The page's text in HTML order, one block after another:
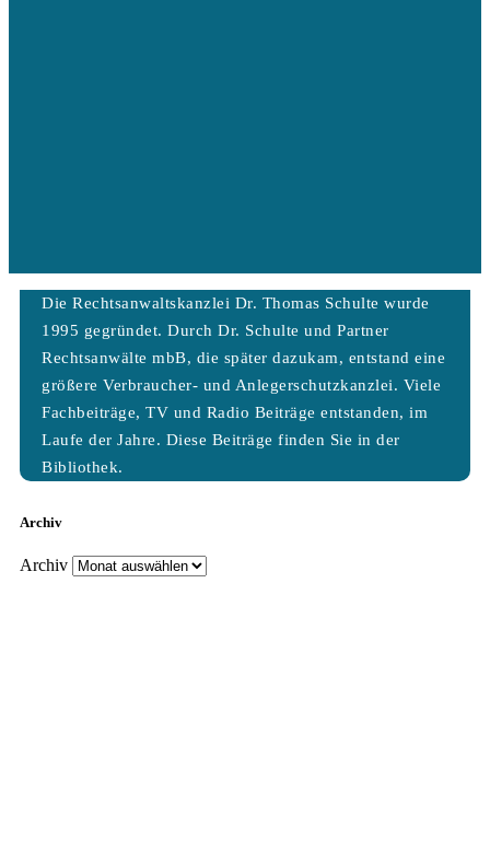
Die Rechtsanwaltskanzlei Dr. Thomas Schulte wurde
1995 gegründet. Durch Dr. Schulte und Partner
Rechtsanwälte mbB, die später dazukam, entstand eine
größere Verbraucher- und Anlegerschutzkanzlei. Viele
Fachbeiträge, TV und Radio Beiträge entstanden, im
Laufe der Jahre. Diese Beiträge finden Sie in der
Bibliothek.
Archiv
Archiv